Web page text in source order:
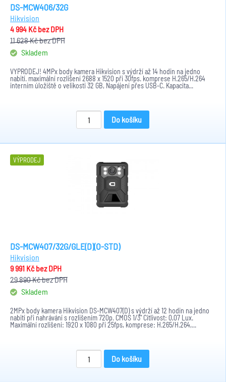
DS-MCW406/32G
Hikvision
4 994 Kčbez DPH
11 628 Kčbez DPH
Skladem
VÝPRODEJ! 4MPx body kamera Hikvision s výdrží až 14 hodin na jedno
nabití. maximální rozlišení 2688 x 1520 při 30fps. komprese H.265/H.264
interním úložiště o velikosti 32 GB, Napájení přes USB-C. Kapacita...
Do košíku
VÝPRODEJ
DS-MCW407/32G/GLE(D)(O-STD)
Hikvision
9 991 Kčbez DPH
29 890 Kčbez DPH
Skladem
2MPx body kamera Hikvision DS-MCW407(D) s výdrží až 12 hodin na jedno
nabití při nahrávání s rozlišením 720p. CMOS 1/3" Citlivost: 0,07 Lux.
Maximální rozlišení: 1920 x 1080 při 25fps, komprese: H.265/H.264,...
Do košíku